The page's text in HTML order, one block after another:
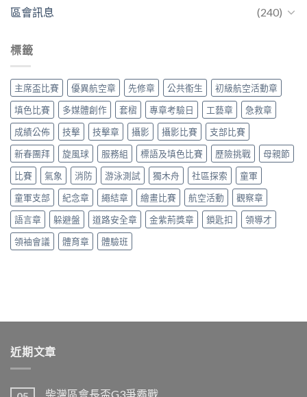
區會訊息 (240)
標籤
主席盃比賽 優異航空章 先修章 公共䘙生
初級航空活動章
填色比賽
多媒體創作 套槢 專章考驗日 工藝章
急救章
成績公佈
技擊 技擊章 攝影 攝影比賽
支部比賽
新春團拜
旋風球 服務組 標語及填色比賽 歷險挑戰
母親節
比賽
氣象 消防 游泳測試 獨木舟 社區探索
童軍
童軍支部
紀念章 繩結章 繪畫比賽 航空活動
觀察章
語言章
躲避盤 道路安全章 金紫荊獎章 鎖匙扣
領導才
領袖會議
體育章 體驗班
近期文章
柴灣區會長盃G3爭霸戰